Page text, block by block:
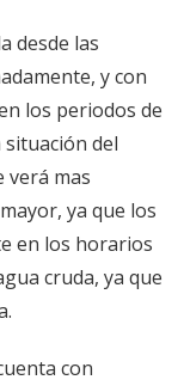
desde las
y con
los periodos de
situación del
verá mas
ya que los
en los horarios
cruda, ya que
con